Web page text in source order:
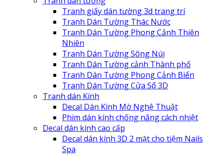
Tranh giấy dán tường 3d trang trí
Tranh Dán Tường Thác Nước
Tranh Dán Tường Phong Cảnh Thiên
Nhiên
Tranh Dán Tường Sông Núi
Tranh Dán Tường cảnh Thành phố
Tranh Dán Tường Phong Cảnh Biển
Tranh Dán Tường Cửa Sổ 3D
Tranh dán Kính
Decal Dán Kính Mờ Nghệ Thuật
Phim dán kính chống nắng cách nhiệt
Decal dán kính cao cấp
Decal dán kính 3D 2 mặt cho tiệm Nails
Spa